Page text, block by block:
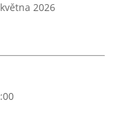
2026